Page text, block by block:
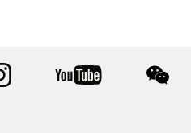
instagram youtube